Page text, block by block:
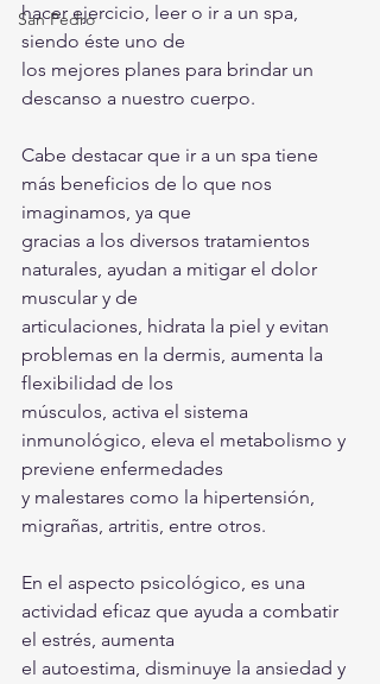
San Pedro
hacer ejercicio, leer o ir a un spa,
siendo éste uno de
los mejores planes para brindar un
descanso a nuestro cuerpo.
Cabe destacar que ir a un spa tiene
más beneficios de lo que nos
imaginamos, ya que
gracias a los diversos tratamientos
naturales, ayudan a mitigar el dolor
muscular y de
articulaciones, hidrata la piel y evitan
problemas en la dermis, aumenta la
flexibilidad de los
músculos, activa el sistema
inmunológico, eleva el metabolismo y
previene enfermedades
y malestares como la hipertensión,
migrañas, artritis, entre otros.
En el aspecto psicológico, es una
actividad eficaz que ayuda a combatir
el estrés, aumenta
el autoestima, disminuye la ansiedad y